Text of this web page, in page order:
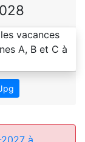
à